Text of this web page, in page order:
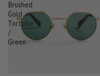
Brushed
Gold
Tortoise
/
Green